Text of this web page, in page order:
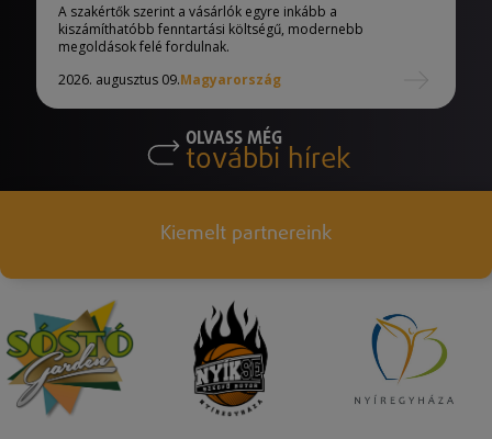
A szakértők szerint a vásárlók egyre inkább a
kiszámíthatóbb fenntartási költségű, modernebb
megoldások felé fordulnak.
2026. augusztus 09.Magyarország
OLVASS MÉG
további hírek
Kiemelt partnereink